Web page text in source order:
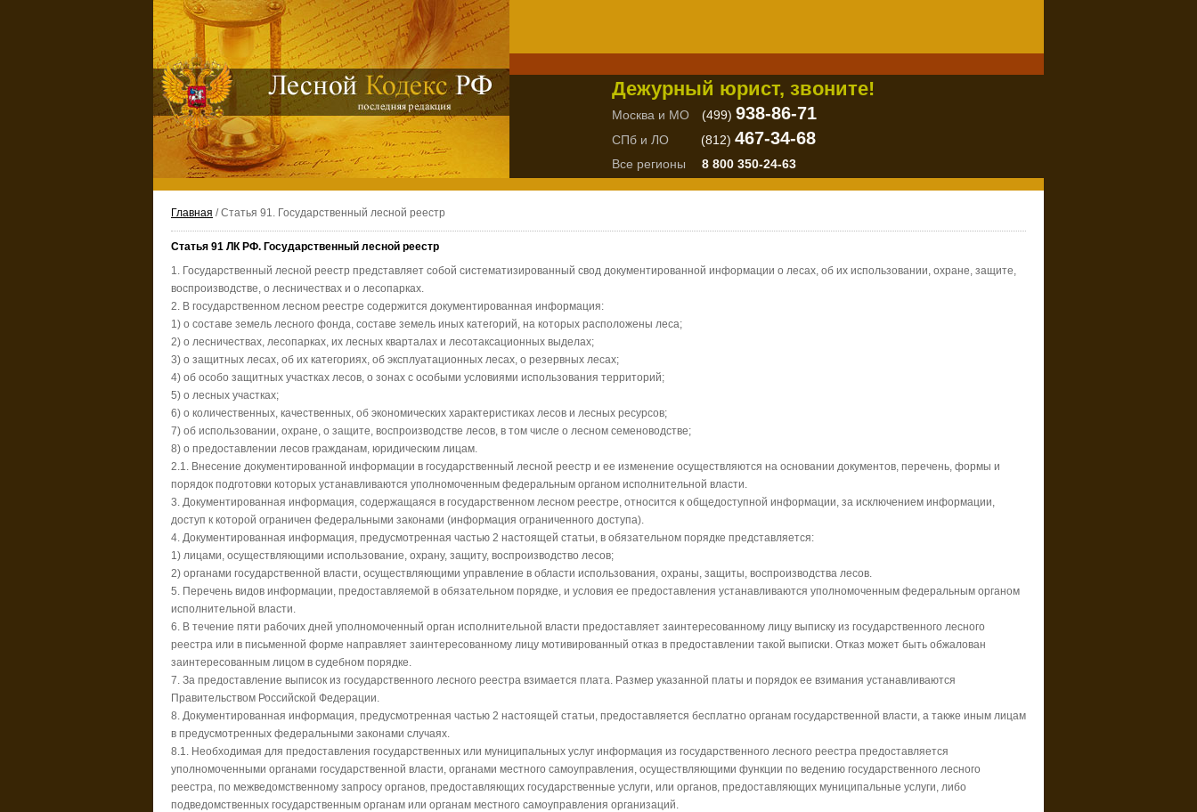
Дежурный юрист, звоните!
Москва и МО (499) 938-86-71
СПб и ЛО (812) 467-34-68
Все регионы 8 800 350-24-63
Главная / Статья 91. Государственный лесной реестр
Статья 91 ЛК РФ. Государственный лесной реестр
1. Государственный лесной реестр представляет собой систематизированный свод документированной информации о лесах, об их использовании, охране, защите,
воспроизводстве, о лесничествах и о лесопарках.
2. В государственном лесном реестре содержится документированная информация:
1) о составе земель лесного фонда, составе земель иных категорий, на которых расположены леса;
2) о лесничествах, лесопарках, их лесных кварталах и лесотаксационных выделах;
3) о защитных лесах, об их категориях, об эксплуатационных лесах, о резервных лесах;
4) об особо защитных участках лесов, о зонах с особыми условиями использования территорий;
5) о лесных участках;
6) о количественных, качественных, об экономических характеристиках лесов и лесных ресурсов;
7) об использовании, охране, о защите, воспроизводстве лесов, в том числе о лесном семеноводстве;
8) о предоставлении лесов гражданам, юридическим лицам.
2.1. Внесение документированной информации в государственный лесной реестр и ее изменение осуществляются на основании документов, перечень, формы и
порядок подготовки которых устанавливаются уполномоченным федеральным органом исполнительной власти.
3. Документированная информация, содержащаяся в государственном лесном реестре, относится к общедоступной информации, за исключением информации,
доступ к которой ограничен федеральными законами (информация ограниченного доступа).
4. Документированная информация, предусмотренная частью 2 настоящей статьи, в обязательном порядке представляется:
1) лицами, осуществляющими использование, охрану, защиту, воспроизводство лесов;
2) органами государственной власти, осуществляющими управление в области использования, охраны, защиты, воспроизводства лесов.
5. Перечень видов информации, предоставляемой в обязательном порядке, и условия ее предоставления устанавливаются уполномоченным федеральным органом
исполнительной власти.
6. В течение пяти рабочих дней уполномоченный орган исполнительной власти предоставляет заинтересованному лицу выписку из государственного лесного
реестра или в письменной форме направляет заинтересованному лицу мотивированный отказ в предоставлении такой выписки. Отказ может быть обжалован
заинтересованным лицом в судебном порядке.
7. За предоставление выписок из государственного лесного реестра взимается плата. Размер указанной платы и порядок ее взимания устанавливаются
Правительством Российской Федерации.
8. Документированная информация, предусмотренная частью 2 настоящей статьи, предоставляется бесплатно органам государственной власти, а также иным лицам
в предусмотренных федеральными законами случаях.
8.1. Необходимая для предоставления государственных или муниципальных услуг информация из государственного лесного реестра предоставляется
уполномоченными органами государственной власти, органами местного самоуправления, осуществляющими функции по ведению государственного лесного
реестра, по межведомственному запросу органов, предоставляющих государственные услуги, или органов, предоставляющих муниципальные услуги, либо
подведомственных государственным органам или органам местного самоуправления организаций.